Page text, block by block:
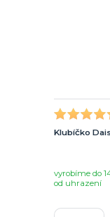
Klubíčko
vyrobíme do
od uhrazení